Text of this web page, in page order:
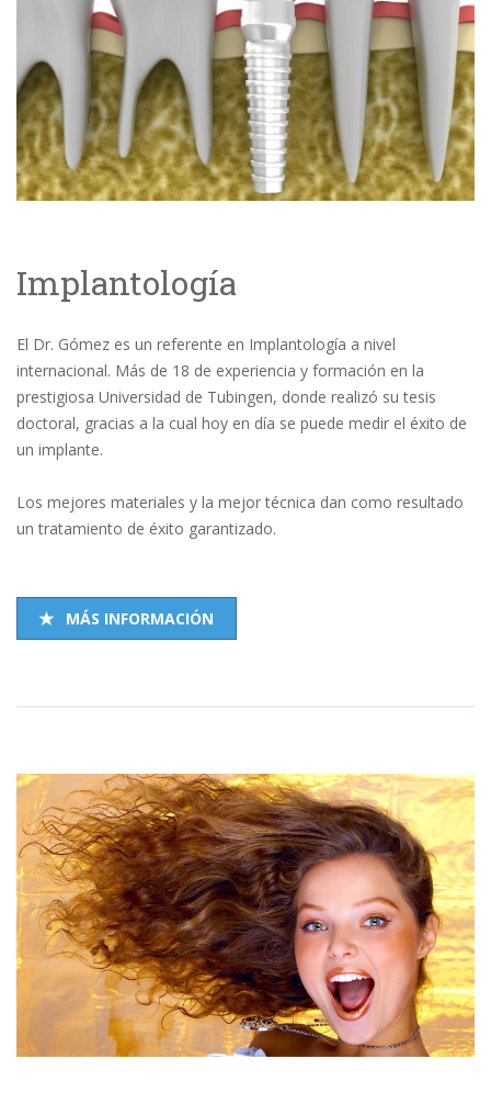
Implantología
El Dr. Gómez es un referente en Implantología a nivel
internacional. Más de 18 de experiencia y formación en la
prestigiosa Universidad de Tubingen, donde realizó su tesis
doctoral, gracias a la cual hoy en día se puede medir el éxito de
un implante.
Los mejores materiales y la mejor técnica dan como resultado
un tratamiento de éxito garantizado.
MÁS INFORMACIÓN